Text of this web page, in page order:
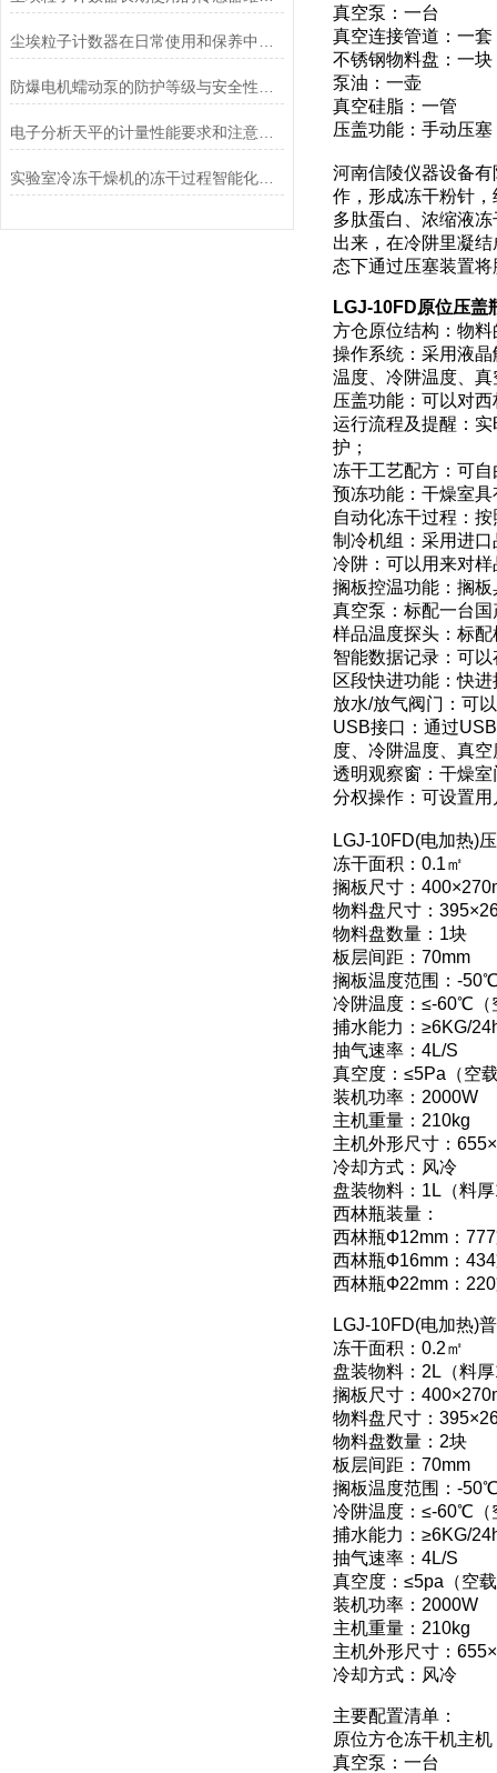
电子分析天平的计量性能要求和注意事项说明
实验室冷冻干燥机的冻干过程智能化功能和基本操作流程
真空泵：一台
真空连接管道：一套
不锈钢物料盘：一块
泵油：一壶
真空硅脂：一管
压盖功能：手动压塞
河南信陵仪器设备
作，形成冻干粉针
多肽蛋白、浓缩液
出来，在冷阱里凝
态下通过压塞装置
LGJ-10FD原位压盖
方仓原位结构：物
操作系统：采用液
温度、冷阱温度、
压盖功能：可以对
运行流程及提醒：
护；
冻干工艺配方：可
预冻功能：干燥室
自动化冻干过程：
制冷机组：采用进
冷阱：可以用来对
搁板控温功能：搁
真空泵：标配一台
样品温度探头：标
智能数据记录：可
区段快进功能：快
放水/放气阀门：可
USB接口：通过
度、冷阱温度、真
透明观察窗：干燥
分权操作：可设置
LGJ-10FD(电加热)
冻干面积：0.1㎡
搁板尺寸：
物料盘尺寸：
物料盘数量：1块
板层间距：70mm
搁板温度范围：-
冷阱温度：≤-60℃（
捕水能力：≥6KG/
抽气速率：4L/S
真空度：≤5Pa（空
装机功率：2000W
主机重量：210kg
主机外形尺寸：
冷却方式：风冷
盘装物料：1L（料
西林瓶装量：
西林瓶Ф12mm：
西林瓶Ф16mm：
西林瓶Ф22mm：
LGJ-10FD(电加热)
冻干面积：0.2㎡
盘装物料：2L（料
搁板尺寸：
物料盘尺寸：
物料盘数量：2块
板层间距：70mm
搁板温度范围：-
冷阱温度：≤-60℃（
捕水能力：≥6KG/
抽气速率：4L/S
真空度：≤5pa（空
装机功率：2000W
主机重量：210kg
主机外形尺寸：
冷却方式：风冷
主要配置清单：
原位方仓冻干机主
真空泵：一台